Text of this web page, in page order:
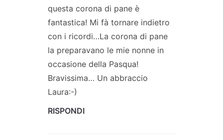
questa corona di pane è
fantastica! Mi fà tornare indietro
con i ricordi…La corona di pane
la preparavano le mie nonne in
occasione della Pasqua!
Bravissima… Un abbraccio
Laura:-)
RISPONDI